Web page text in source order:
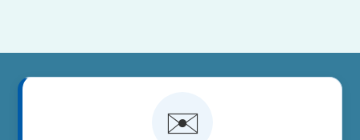
✉️